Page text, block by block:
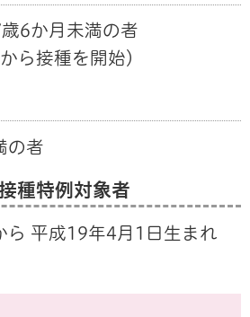
6か月未満の者
ら接種を開始）
の者
種特例対象者
ら 平成19年4月1日生まれ